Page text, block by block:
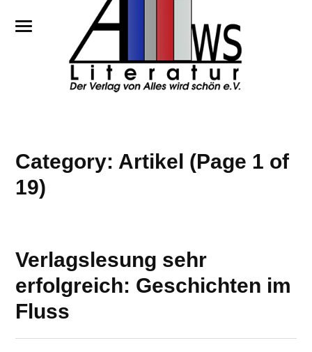
Category: Artikel (Page 1 of
19)
Verlagslesung sehr
erfolgreich: Geschichten im
Fluss